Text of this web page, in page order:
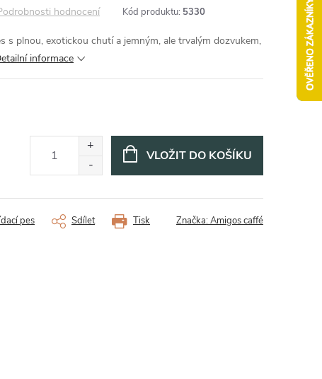
hodnocení Kód produktu: 5330
s plnou, exotickou chutí a jemným, ale trvalým dozvukem,
informace
VLOŽIT DO KOŠÍKU
Tisk
pes Sdílet Značka:Amigos caffé